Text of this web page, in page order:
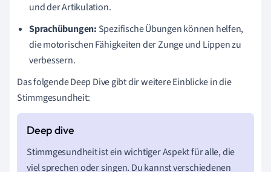
und der Artikulation.
Sprachübungen: Spezifische Übungen können helfen,
die motorischen Fähigkeiten der Zunge und Lippen zu
verbessern.
Das folgende Deep Dive gibt dir weitere Einblicke in die
Stimmgesundheit:
Stimmgesundheit ist ein wichtiger Aspekt für alle, die
viel sprechen oder singen. Du kannst verschiedenen